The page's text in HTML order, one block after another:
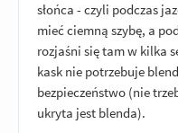
słońca - czyli podczas
mieć ciemną szybę, a
rozjaśni się tam w kilka
kask nie potrzebuje
bezpieczeństwo (nie
ukryta jest blenda).